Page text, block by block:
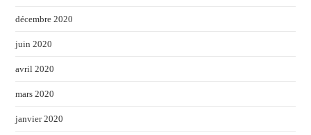
décembre 2020
juin 2020
avril 2020
mars 2020
janvier 2020